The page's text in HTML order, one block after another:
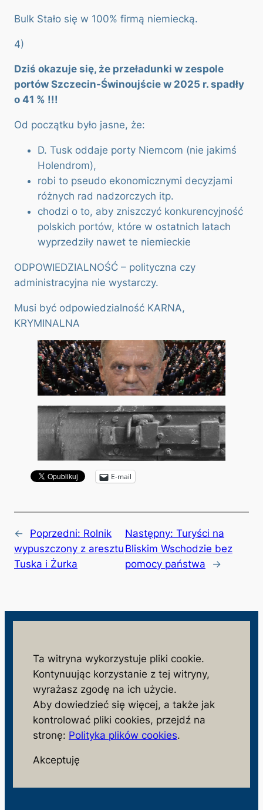
Bulk Stało się w 100% firmą niemiecką.
4)
Dziś okazuje się, że przeładunki w zespole
portów Szczecin-Świnoujście w 2025 r. spadły
o 41 % !!!
Od początku było jasne, że:
D. Tusk oddaje porty Niemcom (nie jakimś
Holendrom),
robi to pseudo ekonomicznymi decyzjami
różnych rad nadzorczych itp.
chodzi o to, aby zniszczyć konkurencyjność
polskich portów, które w ostatnich latach
wyprzedziły nawet te niemieckie
ODPOWIEDZIALNOŚĆ – polityczna czy
administracyjna nie wystarczy.
Musi być odpowiedzialność KARNA,
KRYMINALNA
E-mail
← Poprzedni: Rolnik
wypuszczony z aresztu
Tuska i Żurka
Następny: Turyści na
Bliskim Wschodzie bez
pomocy państwa
→
monitorujemy działania niezgodne z interesem
społeczeństwa i państwa polskiego
Ta witryna wykorzystuje pliki cookie.
Kontynuując korzystanie z tej witryny,
wyrażasz zgodę na ich użycie.
Aby dowiedzieć się więcej, a także jak
kontrolować pliki cookies, przejdź na
stronę: Polityka plików cookies.
Akceptuję